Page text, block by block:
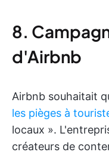
8.
d'Airbnb
Airbnb souhaitait
les pièges à
locaux ».
créateurs de